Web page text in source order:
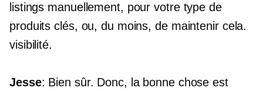
listings manuellement, pour votre type de
produits clés, ou, du moins, de maintenir cela.
visibilité.
Jesse: Bien sûr. Donc, la bonne chose est